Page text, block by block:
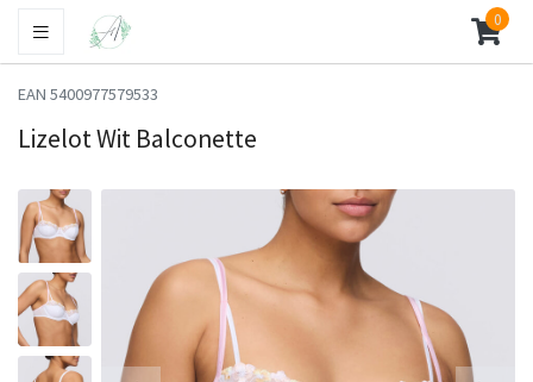
0
EAN 5400977579533
Lizelot Wit Balconette